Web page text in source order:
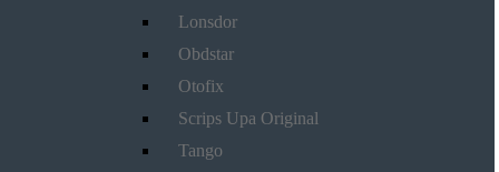
Lonsdor
Obdstar
Otofix
Scrips Upa Original
Tango